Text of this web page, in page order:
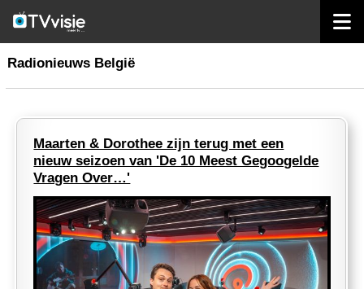
radio belgië
Radionieuws België
Maarten & Dorothee zijn terug met een
nieuw seizoen van 'De 10 Meest Gegoogelde
Vragen Over…'